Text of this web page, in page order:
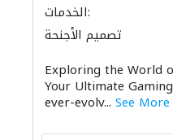
الخدمات:
تصميم الأجنحة
Exploring the World
Your Ultimate
ever-evolv... See More